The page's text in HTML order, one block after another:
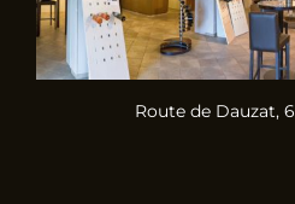
Route de Dauzat,